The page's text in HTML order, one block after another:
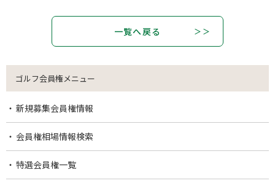
一覧へ戻る
ゴルフ会員権メニュー
新規募集会員権情報
会員権相場情報検索
特選会員権一覧